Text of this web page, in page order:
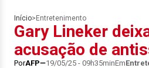
Início> Entretenimento
Gary Lineker
acusação de
PorAFP 19/05/25 - 09h35minEm